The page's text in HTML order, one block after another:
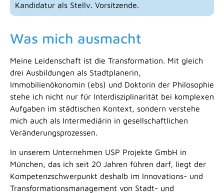
Kandidatur als Stellv. Vorsitzende.
Was mich ausmacht
Meine Leidenschaft ist die Transformation. Mit gleich
drei Ausbildungen als Stadtplanerin,
Immobilienökonomin (ebs) und Doktorin der Philosophie
stehe ich nicht nur für Interdisziplinarität bei komplexen
Aufgaben im städtischen Kontext, sondern verstehe
mich auch als Intermediärin in gesellschaftlichen
Veränderungsprozessen.
In unserem Unternehmen USP Projekte GmbH in
München, das ich seit 20 Jahren führen darf, liegt der
Kompetenzschwerpunkt deshalb im Innovations- und
Transformationsmanagement von Stadt- und